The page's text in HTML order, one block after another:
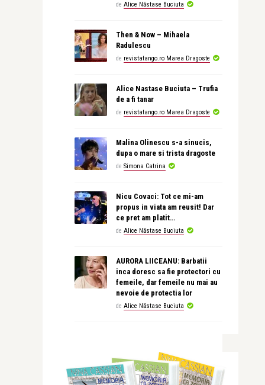
de Alice Năstase Buciuta
Then & Now – Mihaela
Radulescu
de revistatango.ro Marea Dragoste
Alice Nastase Buciuta – Trufia
de a fi tanar
de revistatango.ro Marea Dragoste
Malina Olinescu s-a sinucis,
dupa o mare si trista dragoste
de Simona Catrina
Nicu Covaci: Tot ce mi-am
propus in viata am reusit! Dar
ce pret am platit…
de Alice Năstase Buciuta
AURORA LIICEANU: Barbatii
inca doresc sa fie protectori cu
femeile, dar femeile nu mai au
nevoie de protectia lor
de Alice Năstase Buciuta